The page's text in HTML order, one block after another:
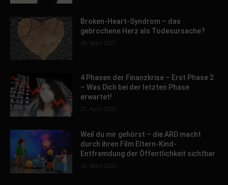
Broken-Heart-Syndrom – das
gebrochene Herz als Todesursache?
18. März 2021
4 Phasen der Finanzkrise – Erst Phase 2
– Was Dich bei der letzten Phase
erwartet!
21. April 2020
Weil du mir gehörst – die ARD macht
durch ihren Film Eltern-Kind-
Entfremdung der Öffentlichkeit sichtbar
26. März 2020